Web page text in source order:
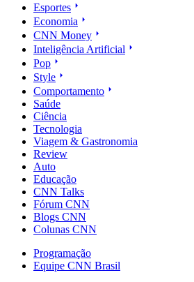
Esportes
Economia
CNN Money
Inteligência Artificial
Pop
Style
Comportamento
Saúde
Ciência
Tecnologia
Viagem & Gastronomia
Review
Auto
Educação
CNN Talks
Fórum CNN
Blogs CNN
Colunas CNN
Programação
Equipe CNN Brasil